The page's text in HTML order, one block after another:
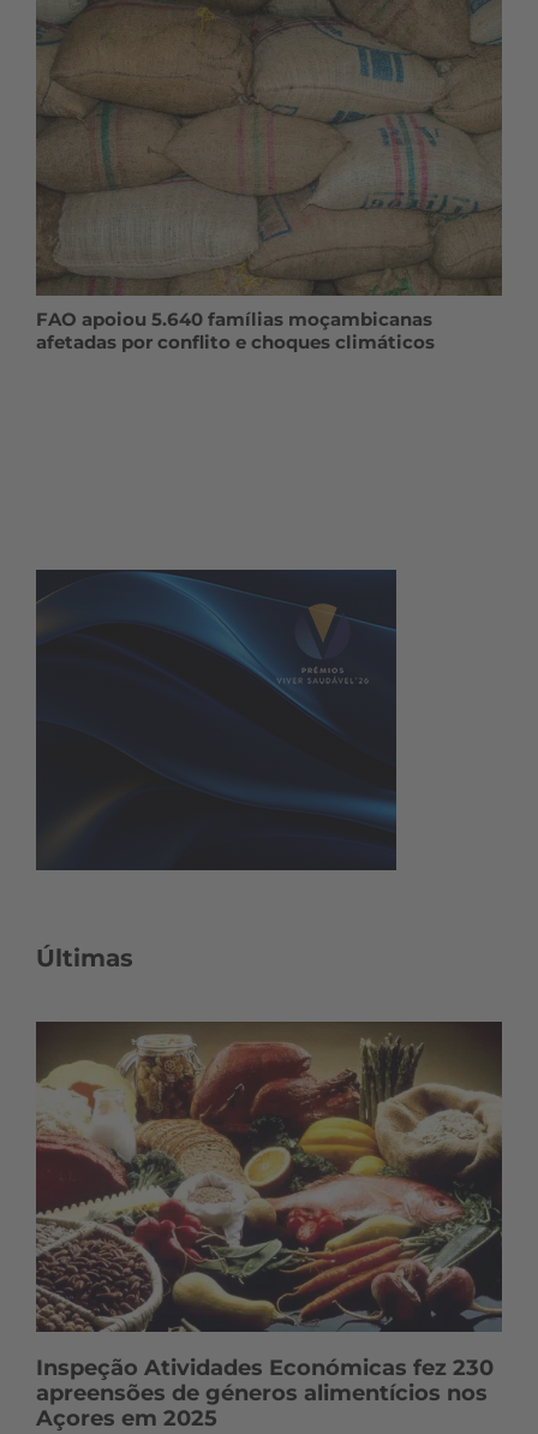
FAO apoiou 5.640 famílias moçambicanas
afetadas por conflito e choques climáticos
Últimas
Inspeção Atividades Económicas fez 230
apreensões de géneros alimentícios nos
Açores em 2025